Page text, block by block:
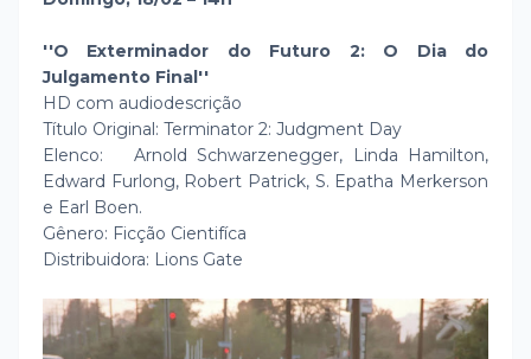
''O Exterminador do Futuro 2: O Dia do
Julgamento Final''
HD com audiodescrição
Título Original: Terminator 2: Judgment Day
Elenco: Arnold Schwarzenegger, Linda Hamilton,
Edward Furlong, Robert Patrick, S. Epatha Merkerson
e Earl Boen.
Gênero: Ficção Cientifíca
Distribuidora: Lions Gate